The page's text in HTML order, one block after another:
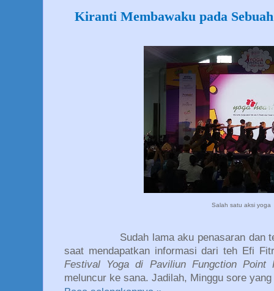
Kiranti Membawaku pada
Salah satu aksi yoga
Sudah lama aku penasaran dan
saat mendapatkan informasi dari teh Efi
Festival Yoga di Paviliun Fungction Point
meluncur ke sana. Jadilah, Minggu sore